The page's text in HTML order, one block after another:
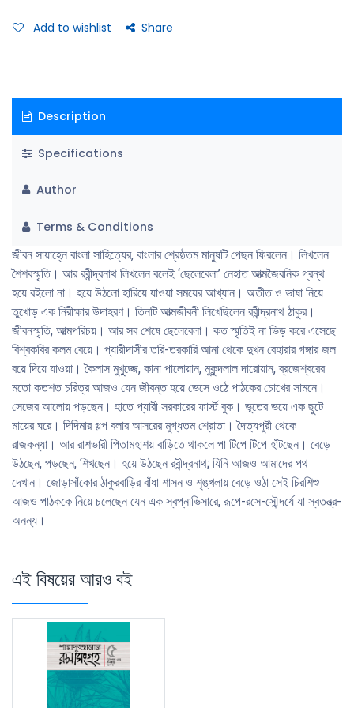
ওঠা সেই চিরশিশু আজও পাঠককে নিয়ে চলেছেন যেন এক স্বপ্নাভিসারে, রূপে-রসে-সৌন্দর্যে
Add to wishlist Share
Description
Specifications
Author
Terms & Conditions
জীবন সায়াহ্নে বাংলা সাহিত্যের, বাংলার শ্রেষ্ঠতম মানুষটি পেছন ফিরলেন। লিখলেন
শৈশবস্মৃতি। আর রবীন্দ্রনাথ লিখলেন বলেই ‘ছেলেবেলা’ নেহাত আত্মজৈবনিক গ্রন্থ
হয়ে রইলো না। হয়ে উঠলো হারিয়ে যাওয়া সময়ের আখ্যান। অতীত ও ভাষা নিয়ে
তুখোড় এক নিরীক্ষার উদাহরণ। তিনটি আত্মজীবনী লিখেছিলেন রবীন্দ্রনাথ ঠাকুর।
জীবনস্মৃতি, আত্মপরিচয়। আর সব শেষে ছেলেবেলা। কত স্মৃতিই না ভিড় করে এসেছে
বিশ্বকবির কলম বেয়ে। প্যারীদাসীর তরি-তরকারি আনা থেকে দুখন বেহারার গঙ্গার জল
বয়ে দিয়ে যাওয়া। কৈলাস মুখুুজ্জে, কানা পালোয়ান, মুকুন্দলাল দারোয়ান, ব্রজেশ্বরের
মতো কতশত চরিত্র আজও যেন জীবন্ত হয়ে ভেসে ওঠে পাঠকের চোখের সামনে।
সেজের আলোয় পড়ছেন। হাতে প্যারী সরকারের ফার্স্ট বুক। ভূতের ভয়ে এক ছুটে
মায়ের ঘরে। দিদিমার গল্প বলার আসরের মুগ্ধতম শ্রোতা। দৈত্যপুরী থেকে
রাজকন্যা। আর রাশভারী পিতামহাশয় বাড়িতে থাকলে পা টিপে টিপে হাঁটছেন। বেড়ে
উঠছেন, পড়ছেন, শিখছেন। হয়ে উঠছেন রবীন্দ্রনাথ; যিনি আজও আমাদের পথ
দেখান। জোড়াসাঁকোর ঠাকুরবাড়ির বাঁধা শাসন ও শৃঙ্খলায় বেড়ে ওঠা সেই চিরশিশু
আজও পাঠককে নিয়ে চলেছেন যেন এক স্বপ্নাভিসারে, রূপে-রসে-সৌন্দর্যে যা স্বতন্ত্র-
অনন্য।
এই বিষয়ের আরও বই